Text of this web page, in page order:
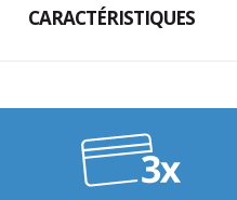
CARACTÉRISTIQUES